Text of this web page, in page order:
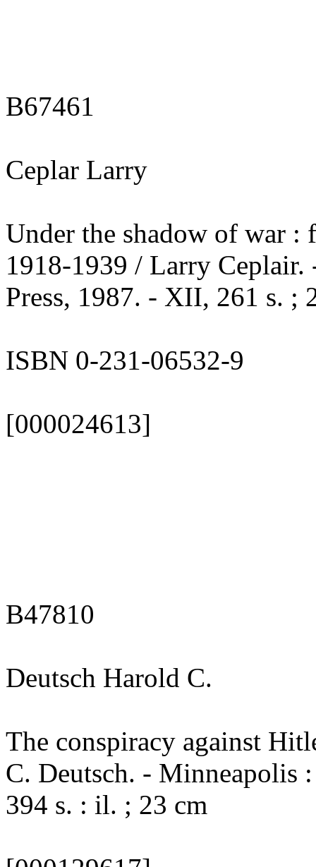
B67461
Ceplar Larry
Under the shadow of war :
1918-1939 / Larry
Press, 1987. - XII, 261 s. ;
ISBN 0-231-06532-9
[000024613]
B47810
Deutsch Harold C.
The conspiracy against
C. Deutsch. - Minneapolis
394 s. : il. ; 23 cm